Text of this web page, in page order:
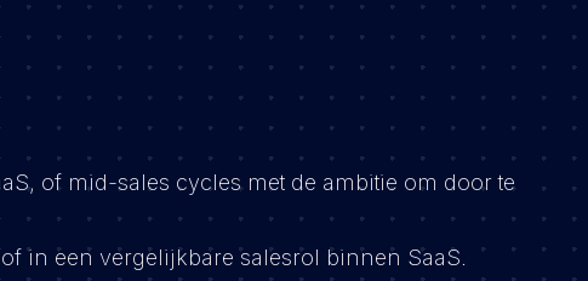
of mid-sales cycles met de ambitie om door te
in een vergelijkbare salesrol binnen SaaS.